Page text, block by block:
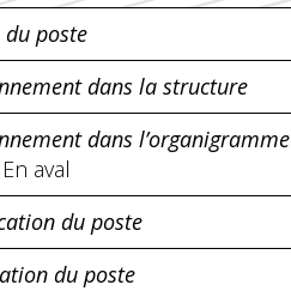
poste
dans la structure
dans l’organigramme
aval
du poste
du poste